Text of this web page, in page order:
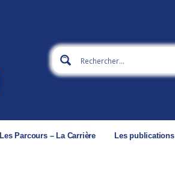
Les Parcours – La Carrière Les publications